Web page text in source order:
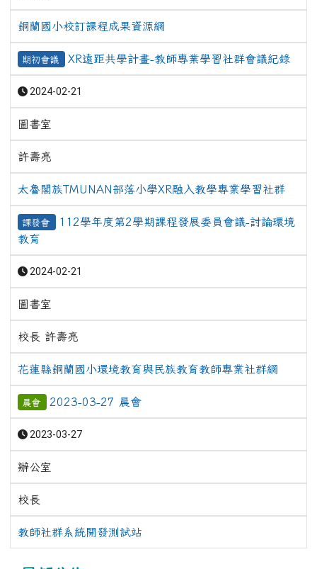
銅蘭國小校訂課程成果資源網
期初會議 XR遠距共學計畫-教師專業學習社群會議紀錄
2024-02-21
圖書室
許壽亮
太魯閣族TMUNAN部落小學XR融入教學專業學習社群
課發會
112學年度第2學期課程發展委員會議-討論環境
教育
2024-02-21
圖書室
校長 許壽亮
花蓮縣銅蘭國小環境教育與民族教育教師專業社群網
晨會 2023-03-27 晨會
2023-03-27
辦公室
校長
教師社群系統開發測試站